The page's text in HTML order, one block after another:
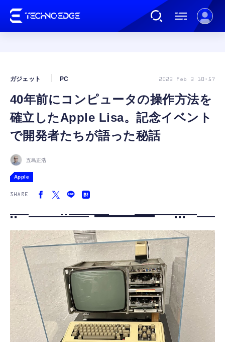
AI
ガジェット
カルチャー
FOLLOW US
40年前にコンピュータの操作方法を
確立したApple Lisa。記念イベント
で開発者たちが語った秘話
ガジェット PC 2023 Feb 3 10:57
五島正浩
Apple
SHARE